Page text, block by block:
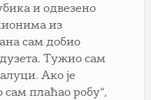
и одвезено
из
сам добио
Тужио сам
Ако је
сам плаћао робу“,